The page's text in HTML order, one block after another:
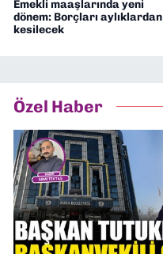
Emekli maaşlarında yeni
dönem: Borçları aylıklardan
kesilecek
Özel Haber